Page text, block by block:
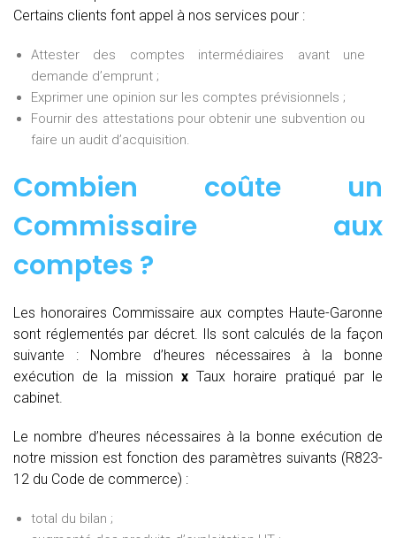
Certains clients font appel à nos services pour :
Attester des comptes intermédiaires avant une
demande d’emprunt ;
Exprimer une opinion sur les comptes prévisionnels ;
Fournir des attestations pour obtenir une subvention ou
faire un audit d’acquisition.
Combien coûte un
Commissaire aux
comptes ?
Les honoraires Commissaire aux comptes Haute-Garonne
sont réglementés par décret. Ils sont calculés de la façon
suivante :
Nombre d’heures nécessaires à la bonne
exécution de la mission xTaux horaire pratiqué par le
cabinet.
Le nombre d’heures nécessaires à la bonne exécution de
notre mission est fonction des paramètres suivants (R823-
12 du Code de commerce) :
total du bilan ;